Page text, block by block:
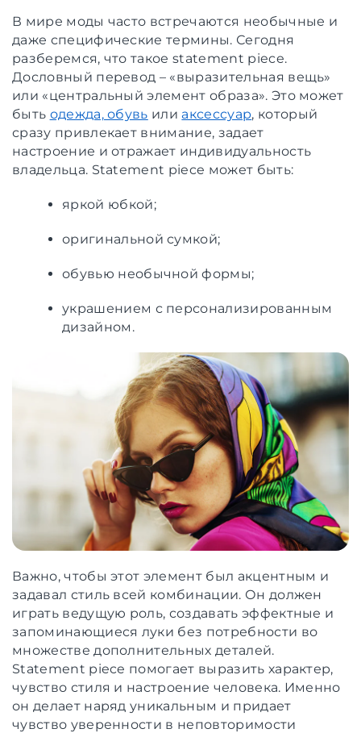
В мире моды часто встречаются необычные и
даже специфические термины. Сегодня
разберемся, что такое statement piece.
Дословный перевод – «выразительная вещь»
или «центральный элемент образа». Это может
быть одежда, обувь илиаксессуар, который
сразу привлекает внимание, задает
настроение и отражает индивидуальность
владельца. Statement piece может быть:
яркой юбкой;
оригинальной сумкой;
обувью необычной формы;
украшением с персонализированным
дизайном.
Важно, чтобы этот элемент был акцентным и
задавал стиль всей комбинации. Он должен
играть ведущую роль, создавать эффектные и
запоминающиеся луки без потребности во
множестве дополнительных деталей.
Statement piece помогает выразить характер,
чувство стиля и настроение человека. Именно
он делает наряд уникальным и придает
чувство уверенности в неповторимости